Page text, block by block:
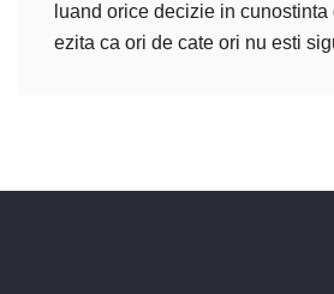
luand orice decizie in cunostinta
ezita ca ori de cate ori nu esti